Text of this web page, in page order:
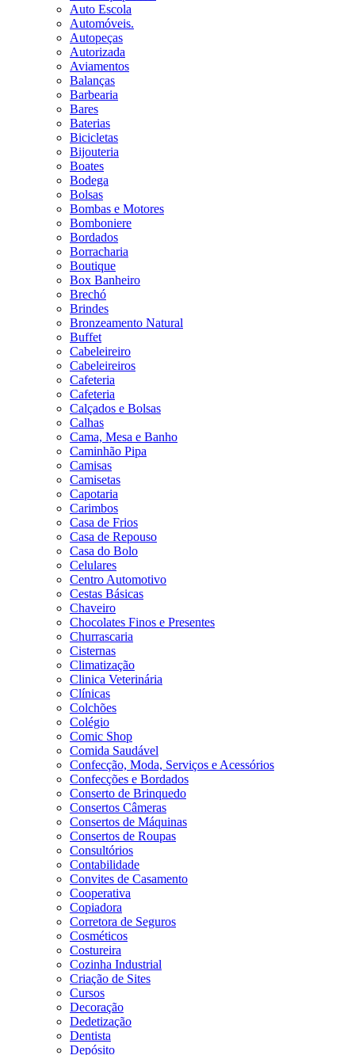
Auto Escola
Automóveis.
Autopeças
Autorizada
Aviamentos
Balanças
Barbearia
Bares
Baterias
Bicicletas
Bijouteria
Boates
Bodega
Bolsas
Bombas e Motores
Bomboniere
Bordados
Borracharia
Boutique
Box Banheiro
Brechó
Brindes
Bronzeamento Natural
Buffet
Cabeleireiro
Cabeleireiros
Cafeteria
Cafeteria
Calçados e Bolsas
Calhas
Cama, Mesa e Banho
Caminhão Pipa
Camisas
Camisetas
Capotaria
Carimbos
Casa de Frios
Casa de Repouso
Casa do Bolo
Celulares
Centro Automotivo
Cestas Básicas
Chaveiro
Chocolates Finos e Presentes
Churrascaria
Cisternas
Climatização
Clinica Veterinária
Clínicas
Colchões
Colégio
Comic Shop
Comida Saudável
Confecção, Moda, Serviços e Acessórios
Confecções e Bordados
Conserto de Brinquedo
Consertos Câmeras
Consertos de Máquinas
Consertos de Roupas
Consultórios
Contabilidade
Convites de Casamento
Cooperativa
Copiadora
Corretora de Seguros
Cosméticos
Costureira
Cozinha Industrial
Criação de Sites
Cursos
Decoração
Dedetização
Dentista
Depósito